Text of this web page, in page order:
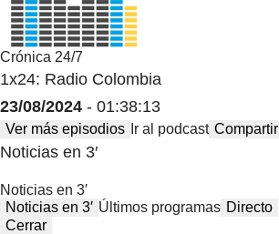
Crónica 24/7
1x24: Radio Colombia
23/08/2024 - 01:38:13
Ver más episodios Ir al podcast Compartir
Noticias en 3′
Noticias en 3′
Noticias en 3′ Últimos programas Directo
Cerrar